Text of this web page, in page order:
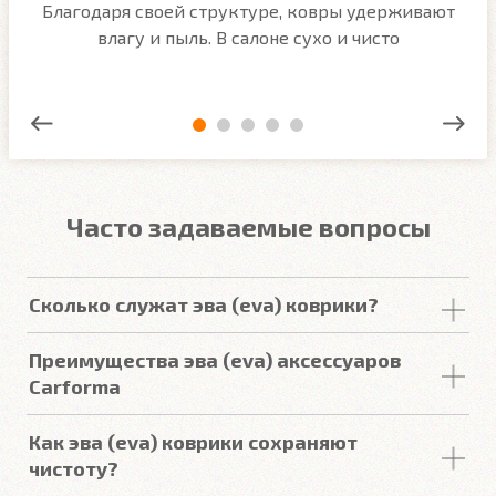
Благодаря своей структуре, ковры удерживают
влагу и пыль. В салоне сухо и чисто
Часто задаваемые вопросы
Сколько служат эва (eva) коврики?
покрытий изЕВАв среднем составляет 2-3
.
Но есть некоторые факторы, уменьшающие или
Подробнее
Преимущества эва (eva) аксессуаров
Carforma
Российский качественный материал
Точно повторяют пол
Как эва (eva) коврики сохраняют
чистоту?